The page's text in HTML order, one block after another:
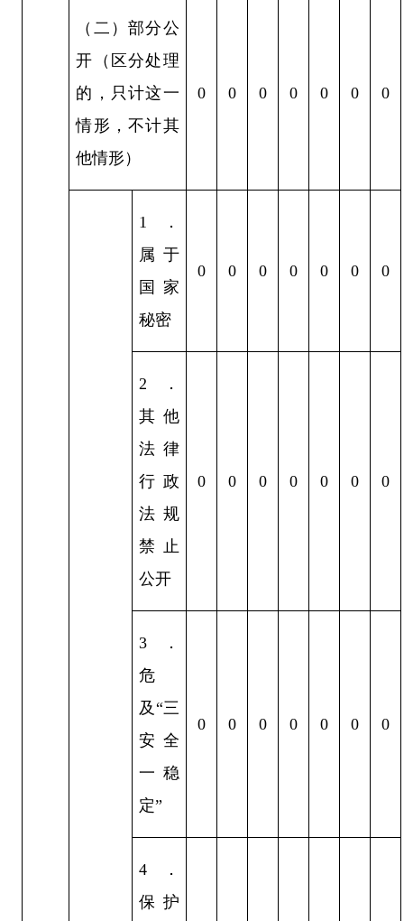
（二）部分公
开（区分处理
的，只计这一
情形，不计其
他情形）
0 0 0 0 0 0 0
1
．
属于
国家
秘密
0 0 0 0 0 0 0
2 ．
其他
法律
行政
法规
禁止
公开
0 0 0 0 0 0 0
3 ．
危
及 “三
安全
一稳
定”
0 0 0 0 0 0 0
4 ．
保护